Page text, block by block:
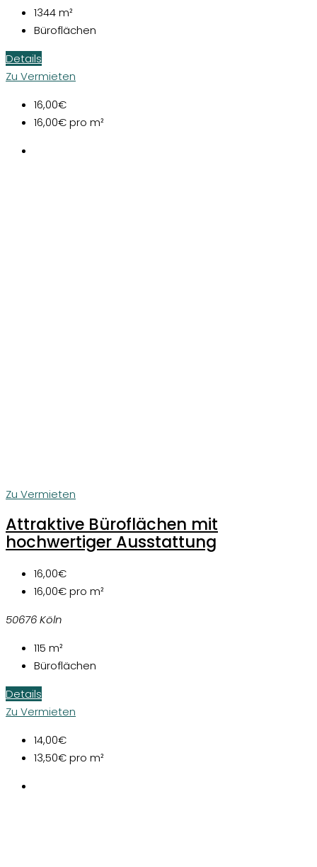
1344m²
Büroflächen
Details
Zu Vermieten
16,00€
16,00€pro m²
Zu Vermieten
Attraktive Büroflächen mit
hochwertiger Ausstattung
16,00€
16,00€pro m²
50676 Köln
115 m²
Büroflächen
Details
Zu Vermieten
14,00€
13,50€pro m²